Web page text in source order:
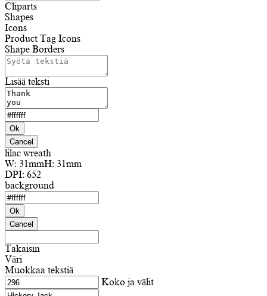
Cliparts
Shapes
Icons
Product Tag Icons
Shape Borders
Lisää teksti
Ok
Cancel
lilac wreath
W: 31mmH: 31mm
DPI: 652
background
Ok
Cancel
Takaisin
Väri
Muokkaa tekstiä
Koko ja välit